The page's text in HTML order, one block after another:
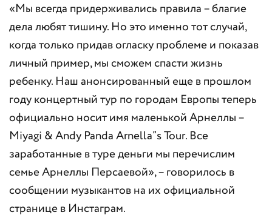
«Мы всегда придерживались правила – благие
дела любят тишину. Но это именно тот случай,
когда только придав огласку проблеме и показав
личный пример, мы сможем спасти жизнь
ребенку. Наш анонсированный еще в прошлом
году концертный тур по городам Европы теперь
официально носит имя маленькой Арнеллы –
Miyagi & Andy Panda Arnella”s Tour. Все
заработанные в туре деньги мы перечислим
семье Арнеллы Персаевой», – говорилось в
сообщении музыкантов на их официальной
странице в Инстаграм.